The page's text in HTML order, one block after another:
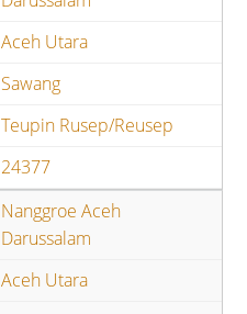
Aceh Utara
Sawang
Teupin Rusep/Reusep
24377
Nanggroe Aceh
Darussalam
Aceh Utara